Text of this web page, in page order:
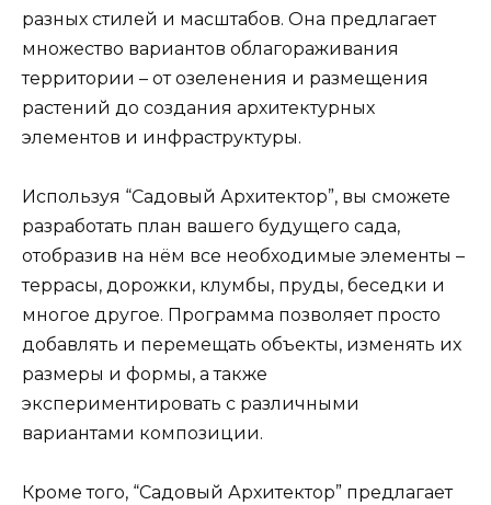
разных стилей и масштабов. Она предлагает
множество вариантов облагораживания
территории – от озеленения и размещения
растений до создания архитектурных
элементов и инфраструктуры.
Используя “Садовый Архитектор”, вы сможете
разработать план вашего будущего сада,
отобразив на нём все необходимые элементы –
террасы, дорожки, клумбы, пруды, беседки и
многое другое. Программа позволяет просто
добавлять и перемещать объекты, изменять их
размеры и формы, а также
экспериментировать с различными
вариантами композиции.
Кроме того, “Садовый Архитектор” предлагает